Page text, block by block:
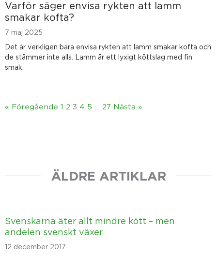
Varför säger envisa rykten att lamm
smakar kofta?
7 maj 2025
Det är verkligen bara envisa rykten att lamm smakar kofta och
de stämmer inte alls. Lamm är ett lyxigt köttslag med fin
smak.
« Föregående 1 2 3 4 5 27 Nästa »
ÄLDRE ARTIKLAR
Svenskarna äter allt mindre kött – men
andelen svenskt växer
12 december 2017
i
d
a
i
d
i
d
i
d d
i
d